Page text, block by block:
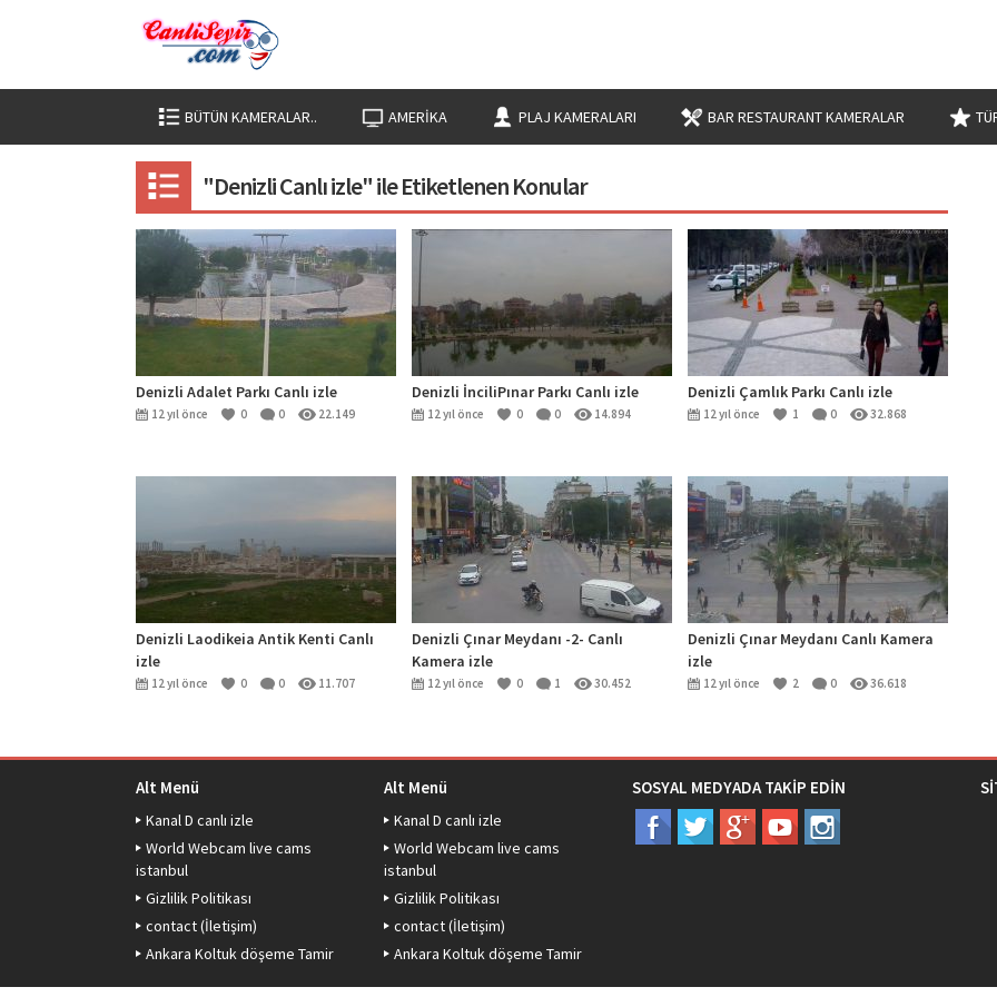
BÜTÜN KAMERALAR.. AMERIKA PLAJ KAMERALARI BAR RESTAURANT KAMERALAR
"Denizli Canlı izle" ile Etiketlenen Konular
Denizli Adalet Parkı Canlı izle
12 yıl önce 0 0 22.149
Denizli İnciliPınar Parkı Canlı izle
12 yıl önce 0 0 14.894
Denizli Çamlık Parkı Canlı izle
12 yıl önce 1 0 32.868
Denizli Laodikeia Antik Kenti Canlı
izle
12 yıl önce 0 0 11.707
Denizli Çınar Meydanı -2- Canlı
Kamera izle
12 yıl önce 0 1 30.452
Denizli Çınar Meydanı Canlı Kamera
izle
12 yıl önce 2 0 36.618
Alt Menü
Kanal D canlı izle
World Webcam live cams
istanbul
Gizlilik Politikası
contact (İletişim)
Ankara Koltuk döşeme Tamir
Alt Menü
Kanal D canlı izle
World Webcam live cams
istanbul
Gizlilik Politikası
contact (İletişim)
Ankara Koltuk döşeme Tamir
SOSYAL MEDYADA TAKİP EDİN